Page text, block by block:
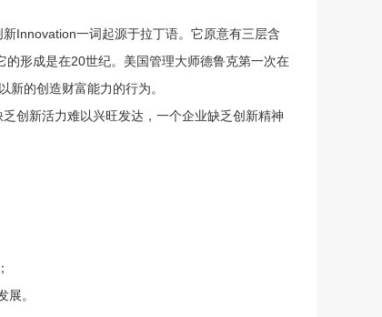
一词起源于拉丁语。它原意有三层含
形成是在20世纪。美国管理大师德鲁克第一次在
的创造财富能力的行为。
新活力难以兴旺发达，一个企业缺乏创新精神
。